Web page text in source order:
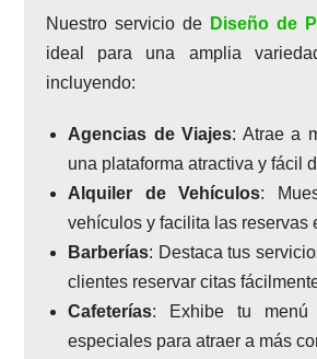
Nuestro servicio de Diseño de
ideal para una amplia
incluyendo:
Agencias de Viajes: Atrae a
una plataforma atractiva y fácil
Alquiler de Vehículos:
vehículos y facilita las reservas
Barberías: Destaca tus
clientes reservar citas
Cafeterías: Exhibe tu menú
especiales para atraer a más